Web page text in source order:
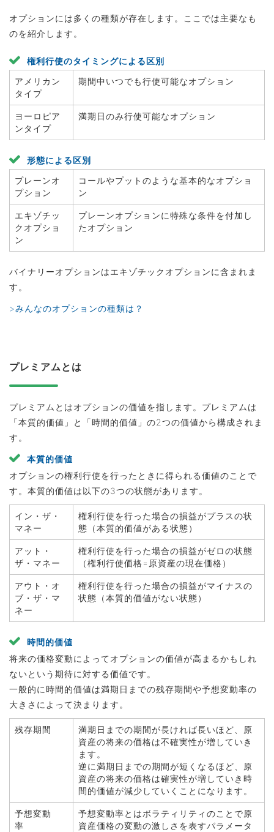
オプションには多くの種類が存在します。ここでは主要なも
のを紹介します。
権利行使のタイミングによる区別
アメリカン
タイプ
期間中いつでも行使可能なオプション
ヨーロピア
ンタイプ
満期日のみ行使可能なオプション
形態による区別
プレーンオ
プション
コールやプットのような基本的なオプショ
ン
エキゾチッ
クオプショ
ン
プレーンオプションに特殊な条件を付加し
たオプション
バイナリーオプションはエキゾチックオプションに含まれま
す。
>みんなのオプションの種類は？
プレミアムとは
プレミアムとはオプションの価値を指します。プレミアムは
「本質的価値」と「時間的価値」の2つの価値から構成されま
す。
本質的価値
オプションの権利行使を行ったときに得られる価値のことで
す。本質的価値は以下の3つの状態があります。
イン・ザ・
マネー
権利行使を行った場合の損益がプラスの状
態（本質的価値がある状態）
アット・
ザ・マネー
権利行使を行った場合の損益がゼロの状態
（権利行使価格=原資産の現在価格）
アウト・オ
ブ・ザ・マ
ネー
権利行使を行った場合の損益がマイナスの
状態（本質的価値がない状態）
時間的価値
将来の価格変動によってオプションの価値が高まるかもしれ
ないという期待に対する価値です。
一般的に時間的価値は満期日までの残存期間や予想変動率の
大きさによって決まります。
残存期間
満期日までの期間が長ければ長いほど、原
資産の将来の価格は不確実性が増していき
ます。
逆に満期日までの期間が短くなるほど、原
資産の将来の価格は確実性が増していき時
間的価値が減少していくことになります。
予想変動
率
予想変動率とはボラティリティのことで原
資産価格の変動の激しさを表すパラメータ